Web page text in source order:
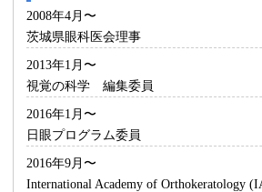
2008年4月〜
茨城県眼科医会理事
2013年1月〜
視覚の科学 編集委員
2016年1月〜
日眼プログラム委員
2016年9月〜
International Academy of Orthokeratology